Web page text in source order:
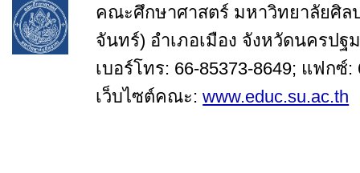
คณะศึกษาศาสตร์ มหาวิทยาลัยศิล
จันทร์) อำเภอเมือง จังหวัดนครปฐ
เบอร์โทร: 66-85373-8649; แฟกซ์:
เว็บไซต์คณะ:www.educ.su.ac.th